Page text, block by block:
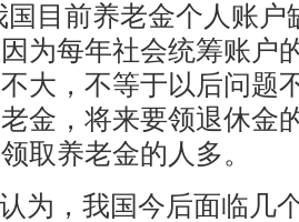
目前养老金个人账户
为每年社会统筹账户
大，不等于以后问题
金，将来要领退休金
取养老金的人多。
认为，我国今后面临几